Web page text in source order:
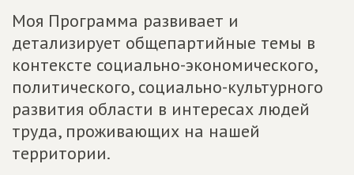
Моя Программа развивает и
детализирует общепартийные темы в
контексте социально-экономического,
политического, социально-культурного
развития области в интересах людей
труда, проживающих на нашей
территории.